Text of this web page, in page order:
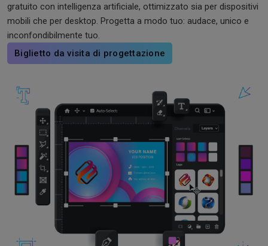
gratuito con intelligenza artificiale, ottimizzato sia per dispositivi
mobili che per desktop. Progetta a modo tuo: audace, unico e
inconfondibilmente tuo.
Biglietto da visita di progettazione